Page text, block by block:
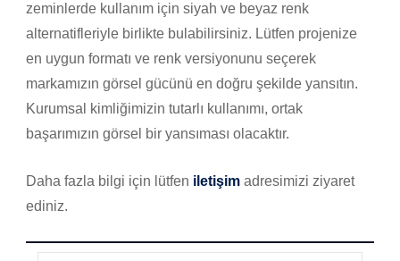
zeminlerde kullanım için siyah ve beyaz renk
alternatifleriyle birlikte bulabilirsiniz. Lütfen projenize
en uygun formatı ve renk versiyonunu seçerek
markamızın görsel gücünü en doğru şekilde yansıtın.
Kurumsal kimliğimizin tutarlı kullanımı, ortak
başarımızın görsel bir yansıması olacaktır.
Daha fazla bilgi için lütfen iletişim adresimizi ziyaret
ediniz.